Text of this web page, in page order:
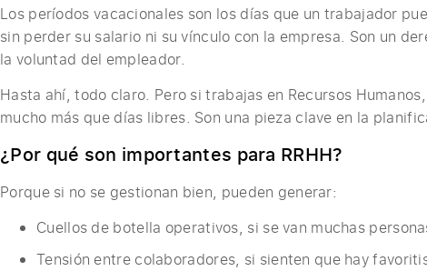
Los períodos vacacionales son los días que un trabajador
sin perder su salario ni su vínculo con la empresa. Son un
la voluntad del empleador.
Hasta ahí, todo claro. Pero si trabajas en Recursos
mucho más que días libres. Son una pieza clave en la
¿Por qué son importantes para RRHH?
Porque si no se gestionan bien, pueden generar:
Cuellos de botella operativos, si se van muchas
Tensión entre colaboradores, si sienten que hay